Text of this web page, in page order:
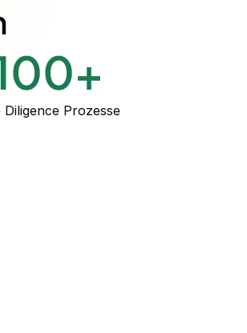
+
Diligence Prozesse